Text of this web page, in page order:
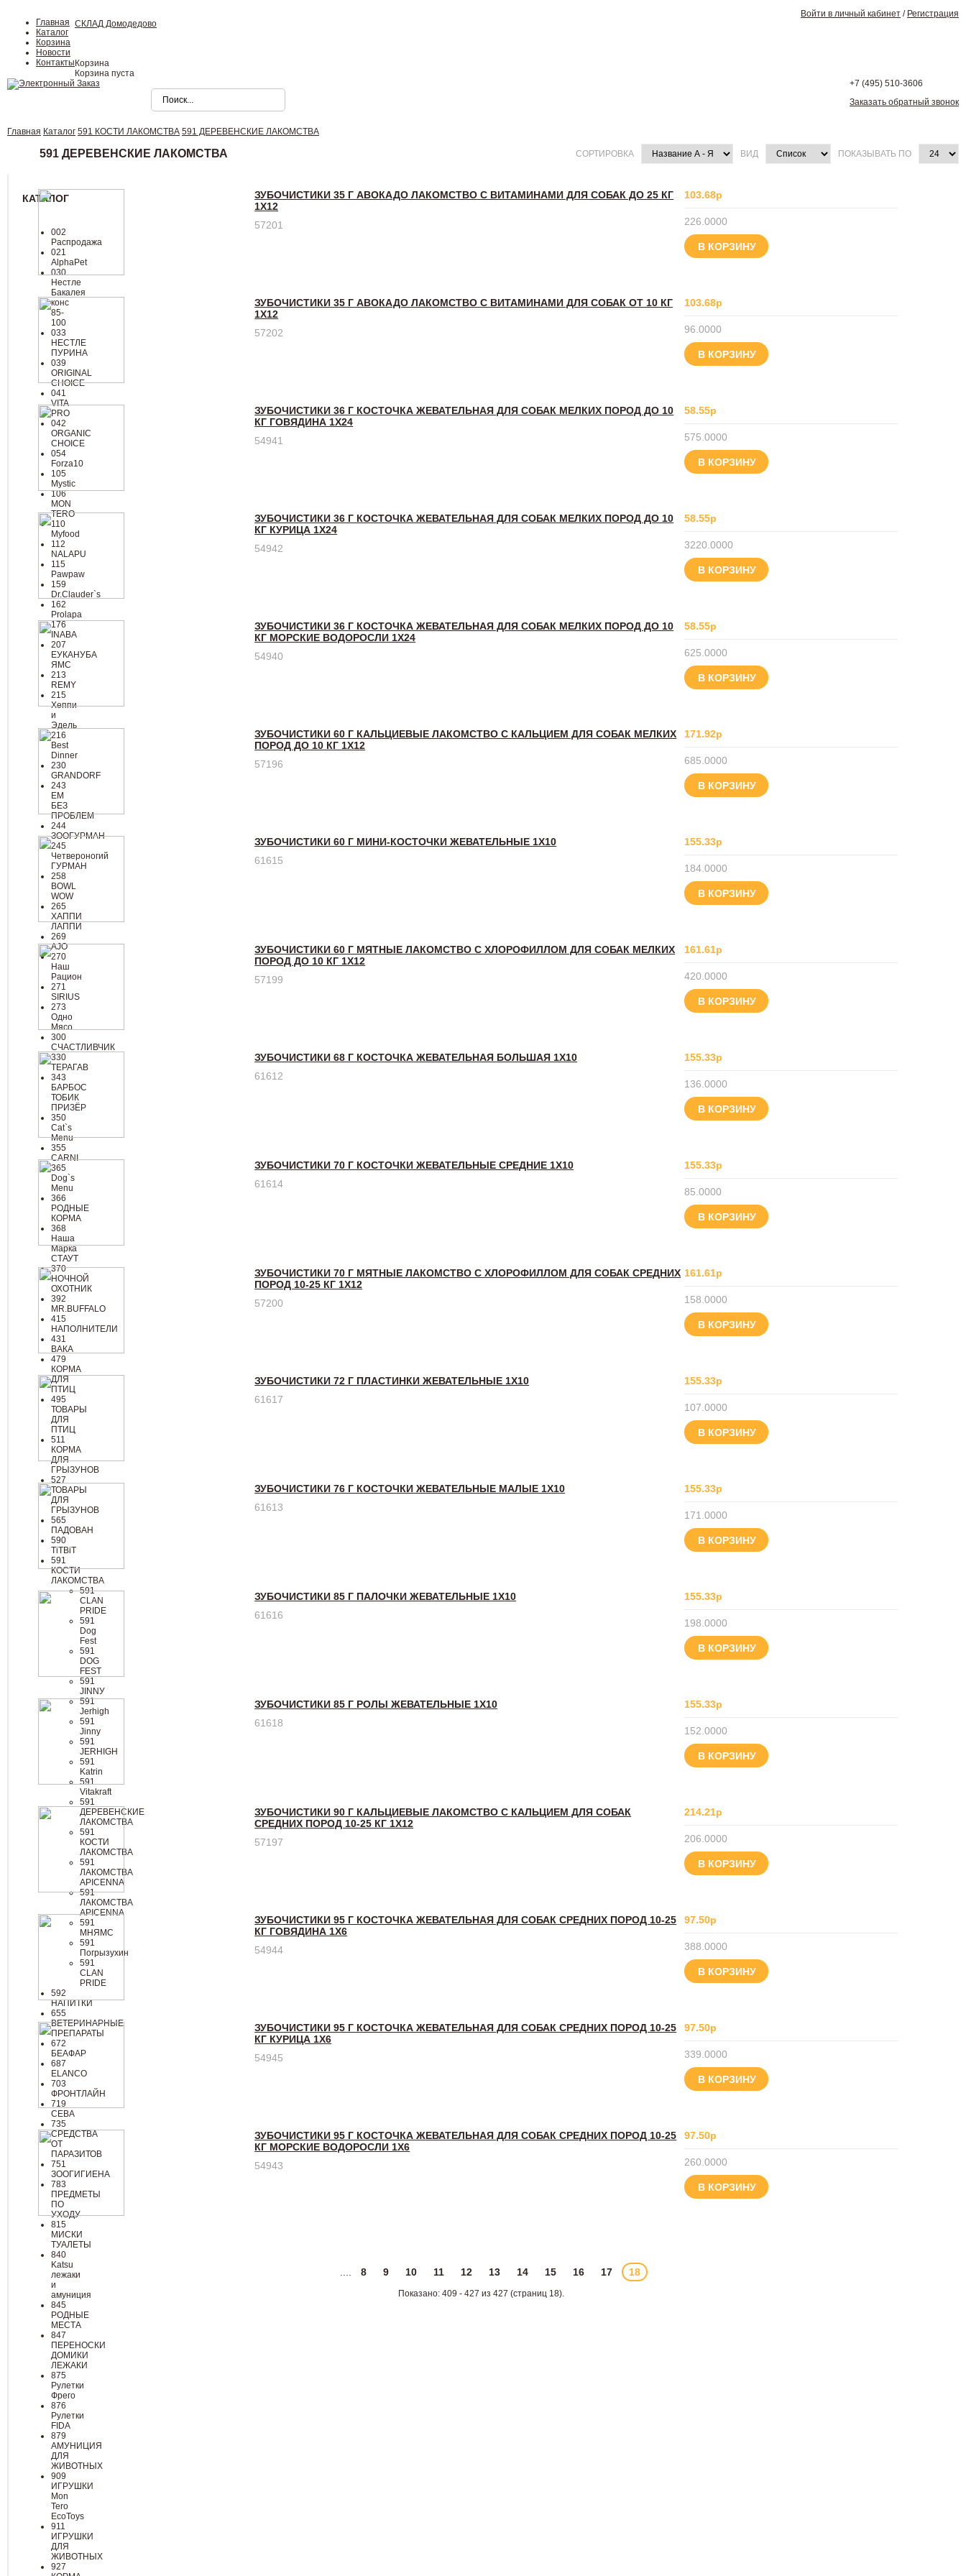
Главная
Каталог
Корзина
Новости
Контакты
Войти в личный кабинет / Регистрация
СКЛАД Домодедово
Корзина
Корзина пуста
+7 (495) 510-3606
Заказать обратный звонок
Главная Каталог 591 КОСТИ ЛАКОМСТВА 591 ДЕРЕВЕНСКИЕ ЛАКОМСТВА
591 ДЕРЕВЕНСКИЕ ЛАКОМСТВА СОРТИРОВКА ВИД ПОКАЗЫВАТЬ ПО
КАТАЛОГ
002
Распродажа
021
AlphaPet
030
Нестле
Бакалея
конc
85-
100
033
НЕСТЛЕ
ПУРИНА
039
ORIGINAL
CHOICE
041
VITA
PRO
042
ORGANIC
CHOICE
054
Forza10
105
Mystic
106
MON
TERO
110
Myfood
112
NALAPU
115
Pawpaw
159
Dr.Clauder`s
162
Prolapa
176
INABA
207
ЕУКАНУБА
ЯМС
213
REMY
215
Хеппи
и
Эдель
216
Best
Dinner
230
GRANDORF
243
ЕМ
БЕЗ
ПРОБЛЕМ
244
ЗООГУРМАН
245
Четвероногий
ГУРМАН
258
BOWL
WOW
265
ХАППИ
ЛАППИ
269
AJO
270
Наш
Рацион
271
SIRIUS
273
Одно
Мясо
300
СЧАСТЛИВЧИК
330
ТЕРАГАВ
343
БАРБОС
ТОБИК
ПРИЗЁР
350
Cat`s
Menu
355
CARNI
365
Dog`s
Menu
366
РОДНЫЕ
КОРМА
368
Наша
Марка
СТАУТ
370
НОЧНОЙ
ОХОТНИК
392
MR.BUFFALO
415
НАПОЛНИТЕЛИ
431
ВАКА
479
КОРМА
ДЛЯ
ПТИЦ
495
ТОВАРЫ
ДЛЯ
ПТИЦ
511
КОРМА
ДЛЯ
ГРЫЗУНОВ
527
ТОВАРЫ
ДЛЯ
ГРЫЗУНОВ
565
ПАДОВАН
590
TiTBiT
591
КОСТИ
ЛАКОМСТВА
591
CLAN
PRIDE
591
Dog
Fest
591
DОG
FЕSТ
591
JINNУ
591
Jerhigh
591
Jinny
591
JЕRНIGН
591
Katrin
591
Vitakraft
591
ДЕРЕВЕНСКИЕ
ЛАКОМСТВА
591
КОСТИ
ЛАКОМСТВА
591
ЛАКОМСТВА
APICENNA
591
ЛАКОМСТВА
АРIСЕNNА
591
МНЯМС
591
Погрызухин
591
СLАN
РRIDЕ
592
НАПИТКИ
655
ВЕТЕРИНАРНЫЕ
ПРЕПАРАТЫ
672
БЕАФАР
687
ELANCO
703
ФРОНТЛАЙН
719
СЕВА
735
СРЕДСТВА
ОТ
ПАРАЗИТОВ
751
ЗООГИГИЕНА
783
ПРЕДМЕТЫ
ПО
УХОДУ
815
МИСКИ
ТУАЛЕТЫ
840
Katsu
лежаки
и
амуниция
845
РОДНЫЕ
МЕСТА
847
ПЕРЕНОСКИ
ДОМИКИ
ЛЕЖАКИ
875
Рулетки
Фрего
876
Рулетки
FIDA
879
АМУНИЦИЯ
ДЛЯ
ЖИВОТНЫХ
909
ИГРУШКИ
Mon
Tero
EcoToys
911
ИГРУШКИ
ДЛЯ
ЖИВОТНЫХ
927
ЗУБОЧИСТИКИ 35 Г АВОКАДО ЛАКОМСТВО С ВИТАМИНАМИ ДЛЯ СОБАК ДО 25 КГ
1Х12
57201
103.68р
226.0000
В КОРЗИНУ
ЗУБОЧИСТИКИ 35 Г АВОКАДО ЛАКОМСТВО С ВИТАМИНАМИ ДЛЯ СОБАК ОТ 10 КГ
1Х12
57202
103.68р
96.0000
В КОРЗИНУ
ЗУБОЧИСТИКИ 36 Г КОСТОЧКА ЖЕВАТЕЛЬНАЯ ДЛЯ СОБАК МЕЛКИХ ПОРОД ДО 10
КГ ГОВЯДИНА 1Х24
54941
58.55р
575.0000
В КОРЗИНУ
ЗУБОЧИСТИКИ 36 Г КОСТОЧКА ЖЕВАТЕЛЬНАЯ ДЛЯ СОБАК МЕЛКИХ ПОРОД ДО 10
КГ КУРИЦА 1Х24
54942
58.55р
3220.0000
В КОРЗИНУ
ЗУБОЧИСТИКИ 36 Г КОСТОЧКА ЖЕВАТЕЛЬНАЯ ДЛЯ СОБАК МЕЛКИХ ПОРОД ДО 10
КГ МОРСКИЕ ВОДОРОСЛИ 1Х24
54940
58.55р
625.0000
В КОРЗИНУ
ЗУБОЧИСТИКИ 60 Г КАЛЬЦИЕВЫЕ ЛАКОМСТВО С КАЛЬЦИЕМ ДЛЯ СОБАК МЕЛКИХ
ПОРОД ДО 10 КГ 1Х12
57196
171.92р
685.0000
В КОРЗИНУ
ЗУБОЧИСТИКИ 60 Г МИНИ-КОСТОЧКИ ЖЕВАТЕЛЬНЫЕ 1X10
61615
155.33р
184.0000
В КОРЗИНУ
ЗУБОЧИСТИКИ 60 Г МЯТНЫЕ ЛАКОМСТВО С ХЛОРОФИЛЛОМ ДЛЯ СОБАК МЕЛКИХ
ПОРОД ДО 10 КГ 1Х12
57199
161.61р
420.0000
В КОРЗИНУ
ЗУБОЧИСТИКИ 68 Г КОСТОЧКА ЖЕВАТЕЛЬНАЯ БОЛЬШАЯ 1X10
61612
155.33р
136.0000
В КОРЗИНУ
ЗУБОЧИСТИКИ 70 Г КОСТОЧКИ ЖЕВАТЕЛЬНЫЕ СРЕДНИЕ 1X10
61614
155.33р
85.0000
В КОРЗИНУ
ЗУБОЧИСТИКИ 70 Г МЯТНЫЕ ЛАКОМСТВО С ХЛОРОФИЛЛОМ ДЛЯ СОБАК СРЕДНИХ
ПОРОД 10-25 КГ 1Х12
57200
161.61р
158.0000
В КОРЗИНУ
ЗУБОЧИСТИКИ 72 Г ПЛАСТИНКИ ЖЕВАТЕЛЬНЫЕ 1X10
61617
155.33р
107.0000
В КОРЗИНУ
ЗУБОЧИСТИКИ 76 Г КОСТОЧКИ ЖЕВАТЕЛЬНЫЕ МАЛЫЕ 1X10
61613
155.33р
171.0000
В КОРЗИНУ
ЗУБОЧИСТИКИ 85 Г ПАЛОЧКИ ЖЕВАТЕЛЬНЫЕ 1X10
61616
155.33р
198.0000
В КОРЗИНУ
ЗУБОЧИСТИКИ 85 Г РОЛЫ ЖЕВАТЕЛЬНЫЕ 1X10
61618
155.33р
152.0000
В КОРЗИНУ
ЗУБОЧИСТИКИ 90 Г КАЛЬЦИЕВЫЕ ЛАКОМСТВО С КАЛЬЦИЕМ ДЛЯ СОБАК
СРЕДНИХ ПОРОД 10-25 КГ 1Х12
57197
214.21р
206.0000
В КОРЗИНУ
ЗУБОЧИСТИКИ 95 Г КОСТОЧКА ЖЕВАТЕЛЬНАЯ ДЛЯ СОБАК СРЕДНИХ ПОРОД 10-25
КГ ГОВЯДИНА 1Х6
54944
97.50р
388.0000
В КОРЗИНУ
ЗУБОЧИСТИКИ 95 Г КОСТОЧКА ЖЕВАТЕЛЬНАЯ ДЛЯ СОБАК СРЕДНИХ ПОРОД 10-25
КГ КУРИЦА 1Х6
54945
97.50р
339.0000
В КОРЗИНУ
ЗУБОЧИСТИКИ 95 Г КОСТОЧКА ЖЕВАТЕЛЬНАЯ ДЛЯ СОБАК СРЕДНИХ ПОРОД 10-25
КГ МОРСКИЕ ВОДОРОСЛИ 1Х6
54943
97.50р
260.0000
В КОРЗИНУ
8 9 10 11 12 13 14 15 16 17 18
Показано: 409 - 427 из 427 (страниц 18).